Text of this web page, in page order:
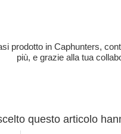
prodotto in Caphunters,
più, e grazie alla tua
questo articolo